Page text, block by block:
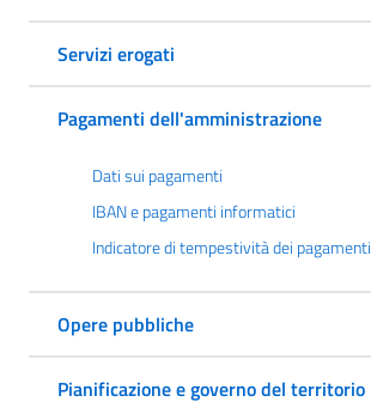
Servizi erogati
Pagamenti dell'amministrazione
Dati sui pagamenti
IBAN e pagamenti informatici
Indicatore di tempestività dei pagamenti
Opere pubbliche
Pianificazione e governo del territorio